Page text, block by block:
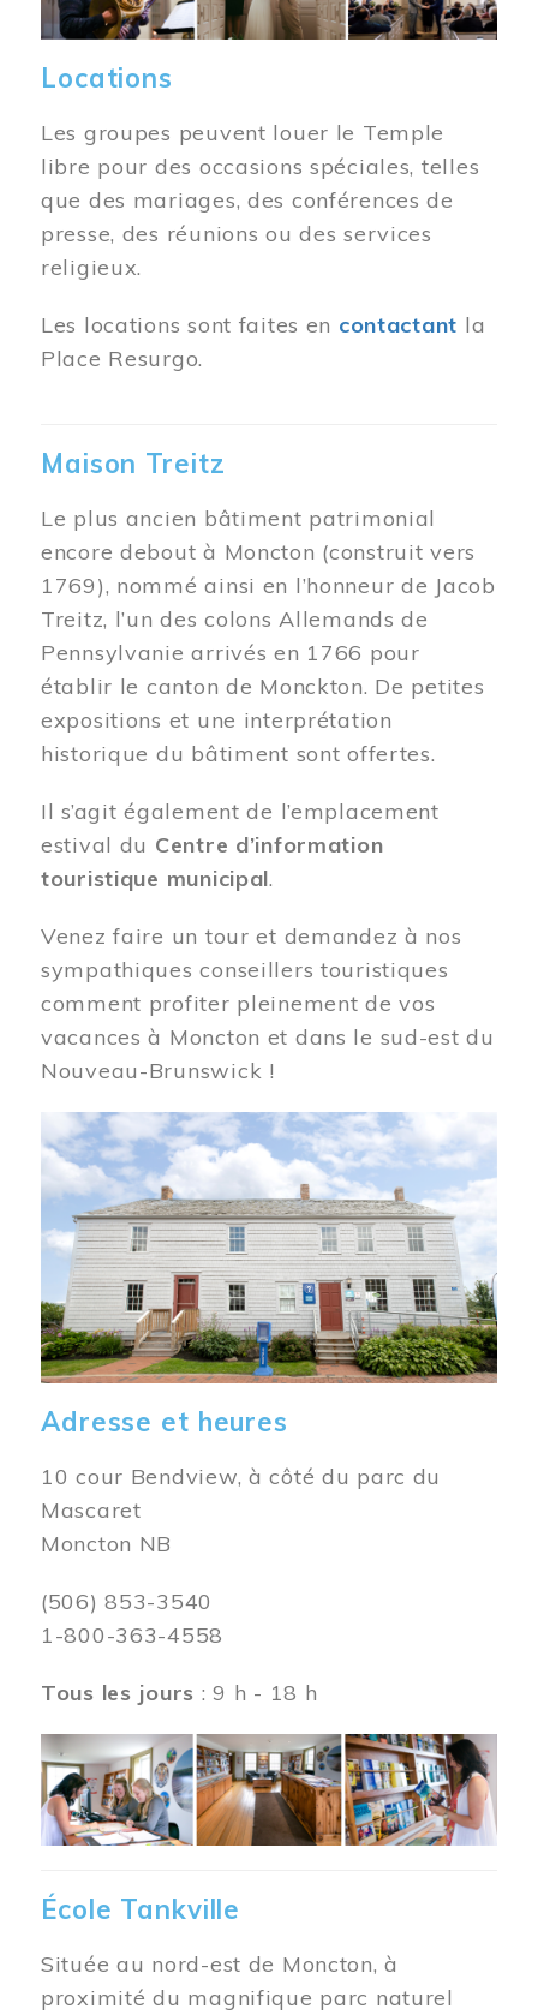
Locations
Les groupes peuvent louer le Temple
libre pour des occasions spéciales, telles
que des mariages, des conférences de
presse, des réunions ou des services
religieux.
Les locations sont faites en contactant la
Place Resurgo.
Maison Treitz
Le plus ancien bâtiment patrimonial
encore debout à Moncton (construit vers
1769), nommé ainsi en l’honneur de Jacob
Treitz, l’un des colons Allemands de
Pennsylvanie arrivés en 1766 pour
établir le canton de Monckton. De petites
expositions et une interprétation
historique du bâtiment sont offertes.
Il s’agit également de l’emplacement
estival du Centre d’information
touristique municipal.
Venez faire un tour et demandez à nos
sympathiques conseillers touristiques
comment profiter pleinement de vos
vacances à Moncton et dans le sud-est du
Nouveau-Brunswick !
Image
Adresse et heures
10 cour Bendview, à côté du parc du
Mascaret
Moncton NB
(506) 853-3540
1-800-363-4558
Tous les jours : 9 h - 18 h
Image
École Tankville
Située au nord-est de Moncton, à
proximité du magnifique parc naturel